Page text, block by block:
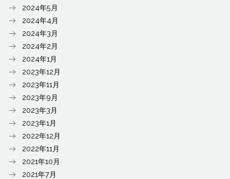
2024年5月
2024年4月
2024年3月
2024年2月
2024年1月
2023年12月
2023年11月
2023年9月
2023年3月
2023年1月
2022年12月
2022年11月
2021年10月
2021年7月